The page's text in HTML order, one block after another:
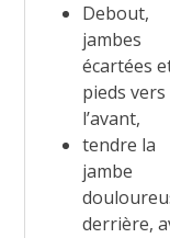
Debout,
jambes
écartées
pieds vers
l’avant,
tendre la
jambe
derrière,